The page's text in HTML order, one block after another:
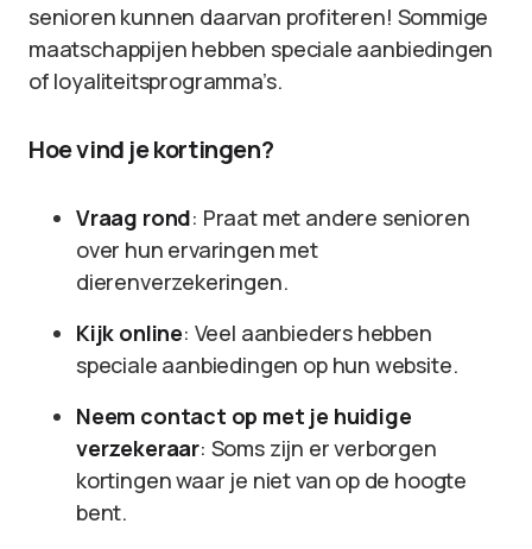
senioren kunnen daarvan profiteren! Sommige
maatschappijen hebben speciale aanbiedingen
of loyaliteitsprogramma’s.
Hoe vind je kortingen?
Vraag rond: Praat met andere senioren
over hun ervaringen met
dierenverzekeringen.
Kijk online: Veel aanbieders hebben
speciale aanbiedingen op hun website.
Neem contact op met je huidige
verzekeraar: Soms zijn er verborgen
kortingen waar je niet van op de hoogte
bent.